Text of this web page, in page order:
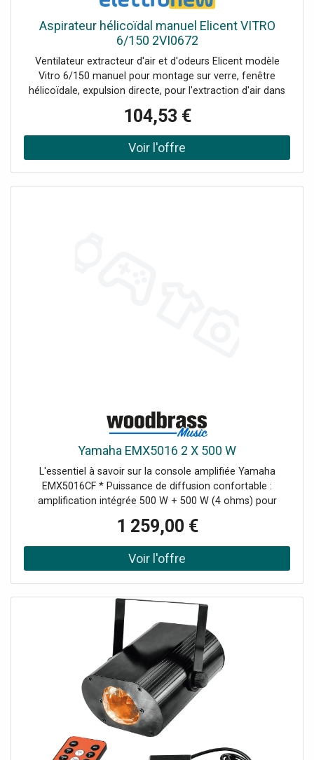
Aspirateur hélicoïdal manuel Elicent VITRO
6/150 2VI0672
Ventilateur extracteur d'air et d'odeurs Elicent modèle
Vitro 6/150 manuel pour montage sur verre, fenêtre
hélicoïdale, expulsion directe, pour l'extraction d'air dans
lieux publics, magasins, bureaux, cabinets médicaux,
écoles, salles de jeux, bars, restaurants, cantines, cuisines,
salles de sport, vestiaires, etc.
104,53 €
Yamaha EMX5016 2 X 500 W
L'essentiel à savoir sur la console amplifiée Yamaha
EMX5016CF * Puissance de diffusion confortable :
amplification intégrée 500 W + 500 W (4 ohms) pour
sonoriser un public nombreux, en intérieur comme en
extérieur. * Grande capacité d'entrées : jusqu'à 12 micros
et 16 entrées au total, dont 4 entrées stéréo, idéal pour
les groupes et prestations polyvalentes. * Traitements
numériques Yamaha : deux multi-effets SPX, Master EQ
suppression de feedback automatique et Yamaha
Speaker Processing pour un mix plus simple et plus
propre. * Format pratique pour le terrain : conception
légère et transportable, avec un poids annoncé de 11 kg,
pensée pour le live, la presta mobile et l'installation. Une
EMX pensée pour la sonorisation moderne, entre
puissance et outils numériques La Yamaha EMX5016CF
s'inscrit dans l'esprit des mixeurs amplifiés conçus pour
offrir une solution " tout-en-un " : mixage, traitements et
amplification dans un seul châssis. Ici, l'approche va plus
loin grâce à l'intégration de fonctions numériques dédiées
1 259,00 €